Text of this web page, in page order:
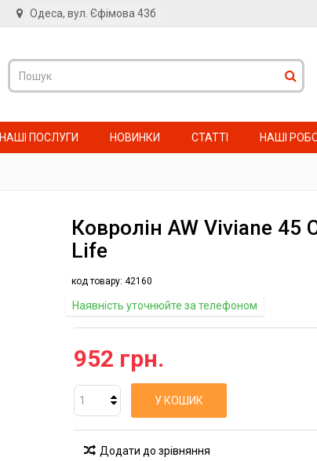
Одеса, вул. Єфімова 43б
НАШІ ПОСЛУГИ НОВИНКИ СТАТТІ НАШІ
Ковролін AW Viviane 45
Life
код товару: 42160
Наявність уточнюйте за телефоном
952 грн.
У КОШИК
Додати до зрівняння